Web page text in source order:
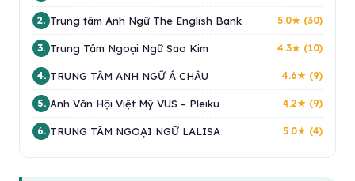
2. Trung tâm Anh Ngữ The English Bank 5.0★ (30)
3. Trung Tâm Ngoại Ngữ Sao Kim 4.3★ (10)
4. TRUNG TÂM ANH NGỮ Á CHÂU 4.6★ (9)
5. Anh Văn Hội Việt Mỹ VUS – Pleiku 4.2★ (9)
6. TRUNG TÂM NGOẠI NGỮ LALISA 5.0★ (4)